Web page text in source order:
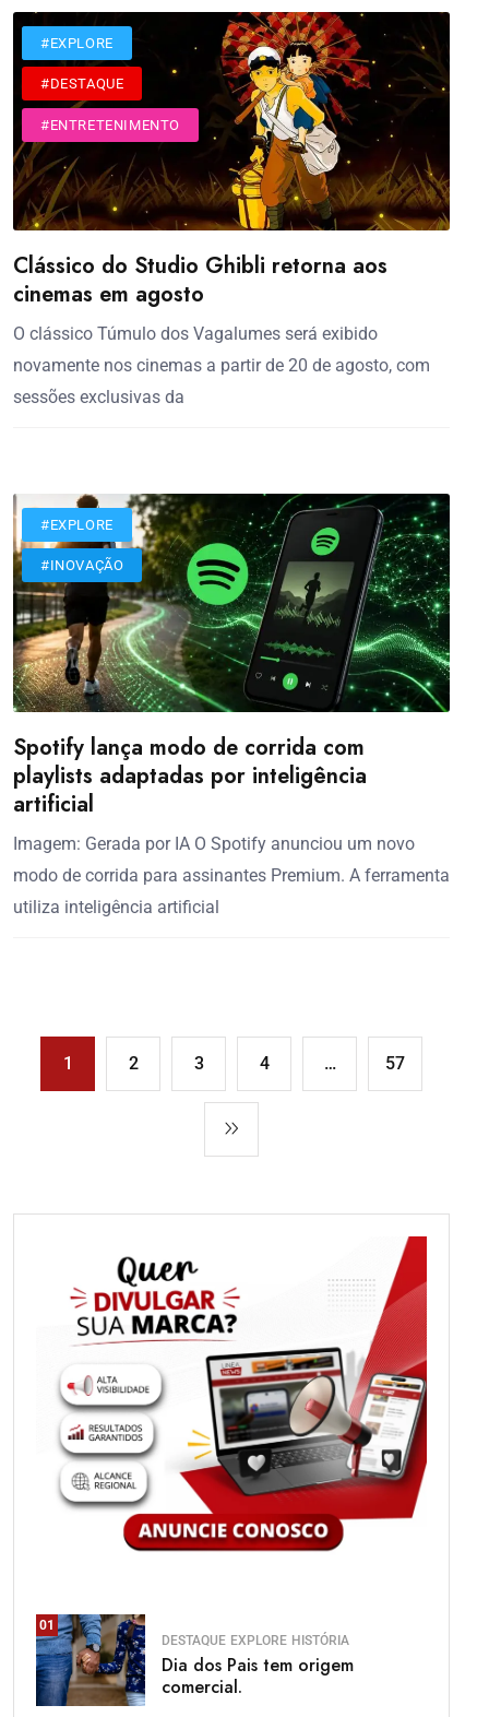
#CINEMA
#DESTAQUE
#ENTRETENIMENTO
#EXPLORE
Clássico do Studio Ghibli retorna aos
cinemas em agosto
O clássico Túmulo dos Vagalumes será exibido
novamente nos cinemas a partir de 20 de agosto, com
sessões exclusivas da
#EXPLORE
#INOVAÇÃO
Spotify lança modo de corrida com
playlists adaptadas por inteligência
artificial
Imagem: Gerada por IA O Spotify anunciou um novo
modo de corrida para assinantes Premium. A ferramenta
utiliza inteligência artificial
1 2 3 4 … 57
01
DESTAQUE EXPLORE HISTÓRIA
Dia dos Pais tem origem
comercial.